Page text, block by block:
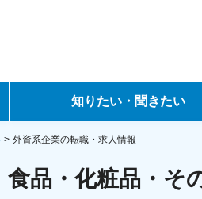
知りたい・聞きたい
転職ノウハウ
データで見る転職
外資系企業の転職・求人情報
品・化粧品・そ